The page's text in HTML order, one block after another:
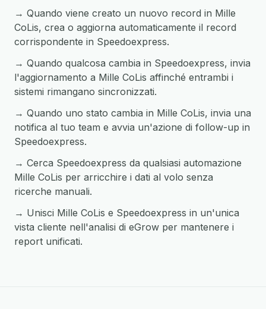
→ Quando viene creato un nuovo record in Mille
CoLis, crea o aggiorna automaticamente il record
corrispondente in Speedoexpress.
→ Quando qualcosa cambia in Speedoexpress, invia
l'aggiornamento a Mille CoLis affinché entrambi i
sistemi rimangano sincronizzati.
→ Quando uno stato cambia in Mille CoLis, invia una
notifica al tuo team e avvia un'azione di follow-up in
Speedoexpress.
→ Cerca Speedoexpress da qualsiasi automazione
Mille CoLis per arricchire i dati al volo senza
ricerche manuali.
→ Unisci Mille CoLis e Speedoexpress in un'unica
vista cliente nell'analisi di eGrow per mantenere i
report unificati.